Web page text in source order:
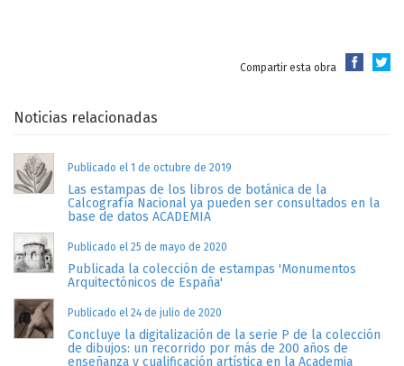
Compartir esta obra
Noticias relacionadas
Publicado el 1 de octubre de 2019
Las estampas de los libros de botánica de la
Calcografía Nacional ya pueden ser consultados en la
base de datos ACADEMIA
Publicado el 25 de mayo de 2020
Publicada la colección de estampas 'Monumentos
Arquitectónicos de España'
Publicado el 24 de julio de 2020
Concluye la digitalización de la serie P de la colección
de dibujos: un recorrido por más de 200 años de
enseñanza y cualificación artística en la Academia